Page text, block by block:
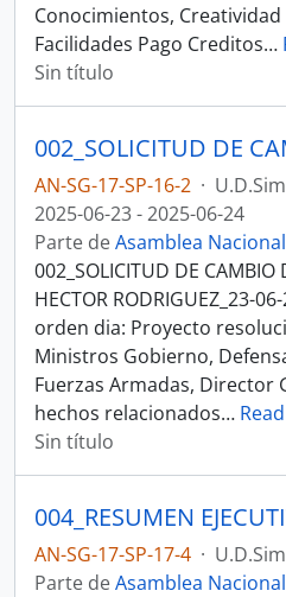
Conocimientos,
Facilidades Pago Creditos…
Sin título
AN-SG-17-SP-16-2 ·
2025-06-23 - 2025-06-24
Parte deAsamblea Nacional
002_SOLICITUD DE CAMBIO
HECTOR RODRIGUEZ_23-
orden dia: Proyecto
Ministros Gobierno,
Fuerzas Armadas, Director
hechos relacionados…
Sin título
AN-SG-17-SP-17-4 ·
Parte deAsamblea Nacional